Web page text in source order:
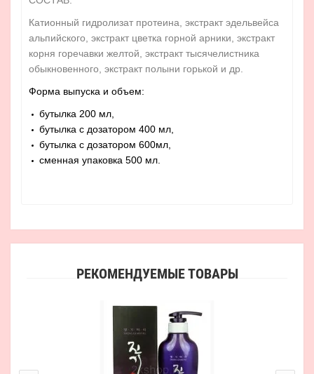
Катионный гидролизат протеина, экстракт эдельвейса
альпийского, экстракт цветка горной арники, экстракт
корня горечавки желтой, экстракт тысячелистника
обыкновенного, экстракт полыни горькой и др.
Форма выпуска и объем:
бутылка 200 мл,
бутылка с дозатором 400 мл,
бутылка с дозатором 600мл,
сменная упаковка 500 мл.
РЕКОМЕНДУЕМЫЕ ТОВАРЫ